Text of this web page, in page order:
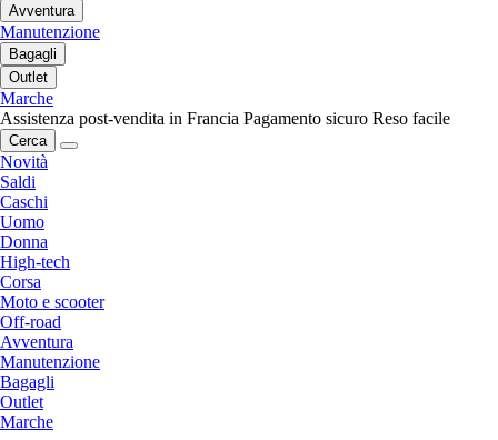
Avventura
Manutenzione
Bagagli
Outlet
Marche
Assistenza post-vendita in Francia Pagamento sicuro Reso facile
Cerca
Novità
Saldi
Caschi
Uomo
Donna
High-tech
Corsa
Moto e scooter
Off-road
Avventura
Manutenzione
Bagagli
Outlet
Marche